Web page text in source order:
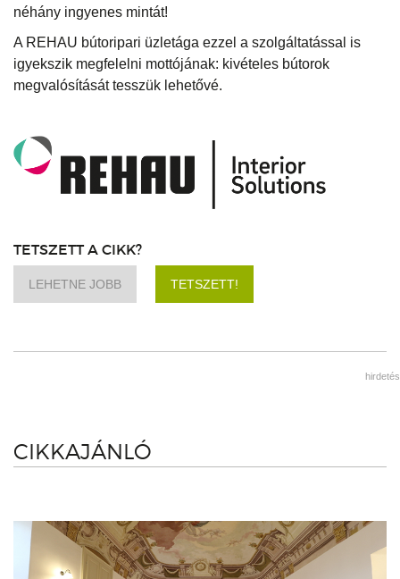
néhány ingyenes mintát!
A REHAU bútoripari üzletága ezzel a szolgáltatással is
igyekszik megfelelni mottójának: kivételes bútorok
megvalósítását tesszük lehetővé.
TETSZETT A CIKK?
LEHETNE JOBB TETSZETT!
hirdetés
CIKKAJÁNLÓ